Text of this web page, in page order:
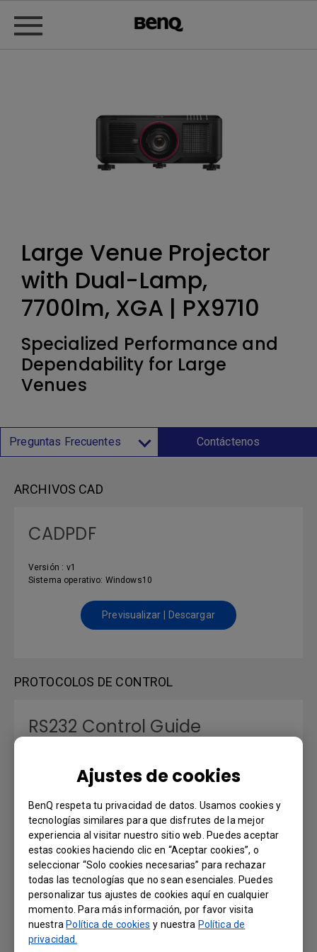
Ajustes de cookies
BenQ respeta tu privacidad de datos. Usamos cookies y
tecnologías similares para que disfrutes de la mejor
experiencia al visitar nuestro sitio web. Puedes aceptar
estas cookies haciendo clic en “Aceptar cookies”, o
seleccionar “Solo cookies necesarias” para rechazar
todas las tecnologías que no sean esenciales. Puedes
personalizar tus ajustes de cookies aquí en cualquier
momento. Para más información, por favor visita
nuestraPolítica de cookies y nuestra Política de
privacidad.
Large Venue Projector
with Dual-Lamp,
7700lm, XGA | PX9710
Specialized Performance and
Dependability for Large
Venues
Preguntas Frecuentes Contáctenos
ARCHIVOS CAD
CADPDF
Versión : v1
Sistema operativo: Windows10
Previsualizar | Descargar
PROTOCOLOS DE CONTROL
RS232 Control Guide
Sistema operativo: Windows7|Windows8|WinXP
Previsualizar | Descargar
MANUAL DE USUARIO
Manual del usuario